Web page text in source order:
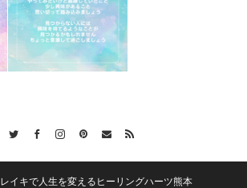
ContactRSS
レイキで人生を変えるヒーリングハーツ熊本